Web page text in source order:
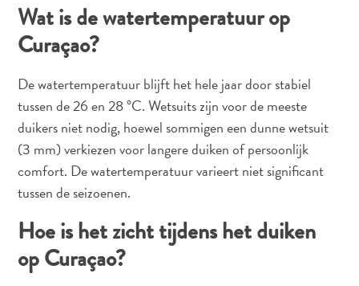
Wat is de watertemperatuur op
Curaçao?
De watertemperatuur blijft het hele jaar door stabiel
tussen de 26 en 28 °C. Wetsuits zijn voor de meeste
duikers niet nodig, hoewel sommigen een dunne wetsuit
(3 mm) verkiezen voor langere duiken of persoonlijk
comfort. De watertemperatuur varieert niet significant
tussen de seizoenen.
Hoe is het zicht tijdens het duiken
op Curaçao?